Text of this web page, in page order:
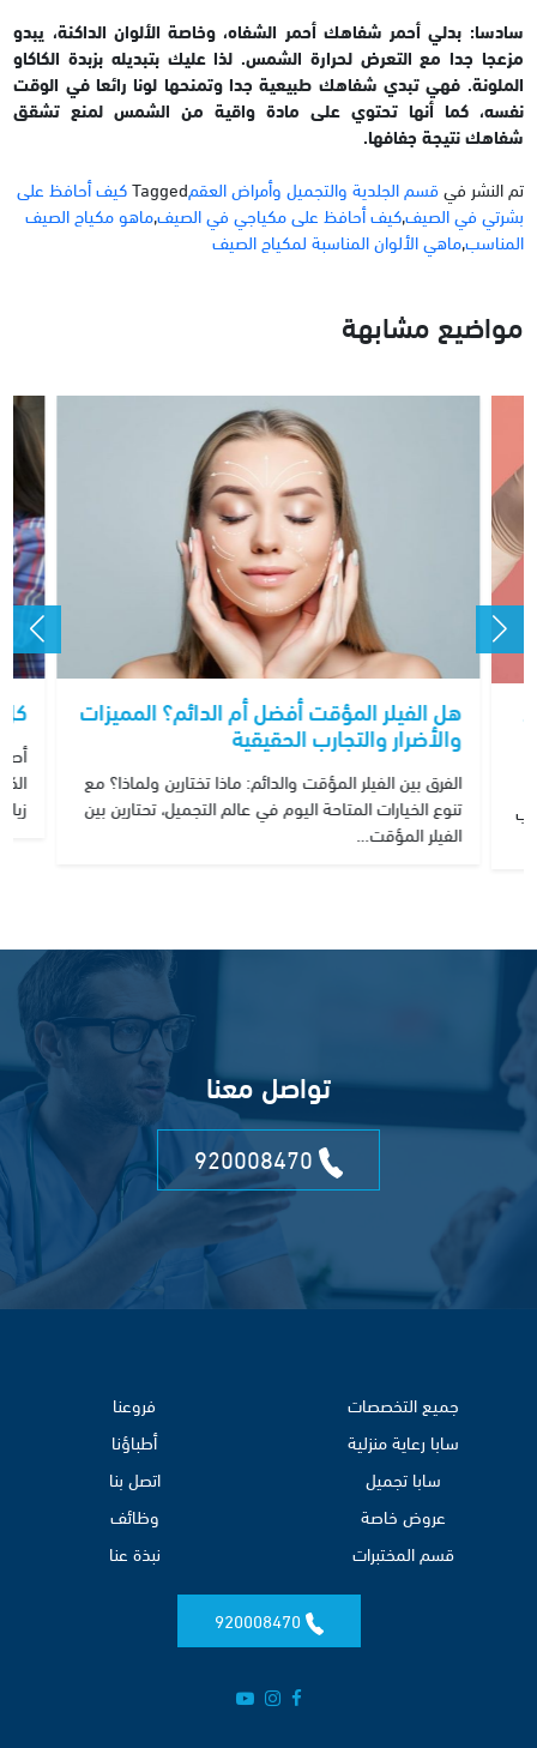
سادسا: بدلي أحمر شفاهك أحمر الشفاه، وخاصة الألوان الداكنة، يبدو
مزعجا جدا مع التعرض لحرارة الشمس. لذا عليك بتبديله بزبدة الكاكاو
الملونة. فهي تبدي شفاهك طبيعية جدا وتمنحها لونا رائعا في الوقت
نفسه، كما أنها تحتوي على مادة واقية من الشمس لمنع تشقق
شفاهك نتيجة جفافها.
تم النشر فيقسم الجلدية والتجميل وأمراض العقمTaggedكيف أحافظ على
بشرتي في الصيف,كيف أحافظ على مكياجي في الصيف,ماهو مكياج الصيف
المناسب,ماهي الألوان المناسبة لمكياج الصيف
مواضيع مشابهة
هل الفيلر المؤقت أفضل أم الدائم؟ المميزات
والأضرار والتجارب الحقيقية
الفرق بين الفيلر المؤقت والدائم: ماذا تختارين ولماذا؟ مع
تنوع الخيارات المتاحة اليوم في عالم التجميل، تحتارين بين
الفيلر المؤقت…
كل
تواصل معنا
جميع التخصصات
سابا رعاية منزلية
سابا تجميل
عروض خاصة
قسم المختبرات
فروعنا
أطباؤنا
اتصل بنا
وظائف
نبذة عنا